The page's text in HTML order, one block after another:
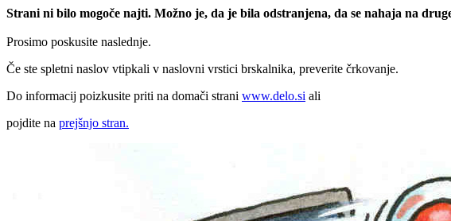
Strani ni bilo mogoče najti. Možno je, da je bila odstranjena, da se nahaja na
Prosimo poskusite naslednje.
Če ste spletni naslov vtipkali v naslovni vrstici brskalnika, preverite črkovanje.
Do informacij poizkusite priti na domači strani www.delo.si ali
pojdite na prejšnjo stran.